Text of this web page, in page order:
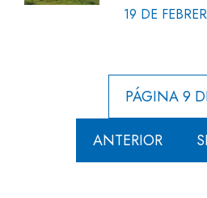
19 DE
PÁGINA 9
ANTERIOR